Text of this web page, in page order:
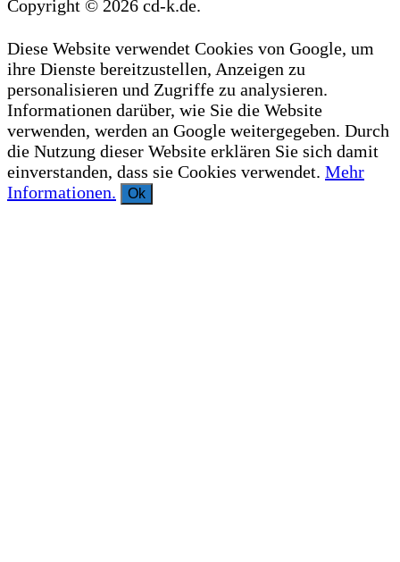
Copyright © 2026 cd-k.de.
Diese Website verwendet Cookies von Google, um
ihre Dienste bereitzustellen, Anzeigen zu
personalisieren und Zugriffe zu analysieren.
Informationen darüber, wie Sie die Website
verwenden, werden an Google weitergegeben. Durch
die Nutzung dieser Website erklären Sie sich damit
einverstanden, dass sie Cookies verwendet. Mehr
Informationen.
Ok